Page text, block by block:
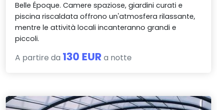
Belle Époque. Camere spaziose, giardini curati e
piscina riscaldata offrono un'atmosfera rilassante,
mentre le attività locali incanteranno grandi e
piccoli.
A partire da 130 EUR a notte